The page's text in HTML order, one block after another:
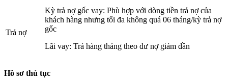
Trả nợ
Kỳ trả nợ gốc vay: Phù hợp với dòng tiền trả nợ của
khách hàng nhưng tối đa không quá 06 tháng/kỳ trả nợ
gốc
Lãi vay: Trả hàng tháng theo dư nợ giảm dần
Hồ sơ thủ tục